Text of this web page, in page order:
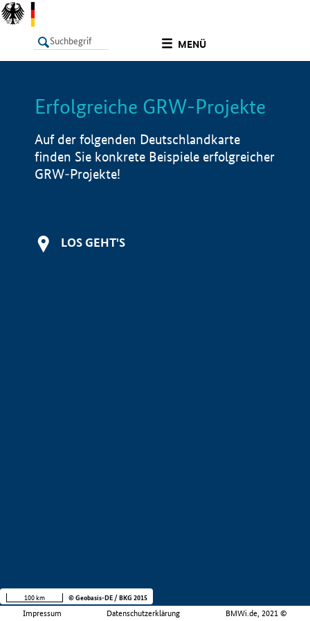
MENÜ
LISTE Info
Erfolgreiche GRW-Projekte
Auf der folgenden Deutschlandkarte
finden Sie konkrete Beispiele erfolgreicher
GRW-Projekte!
LOS GEHT'S
Impressum Datenschutzerklärung BMWi.de, 2021 ©
100 km © Geobasis-DE / BKG 2015